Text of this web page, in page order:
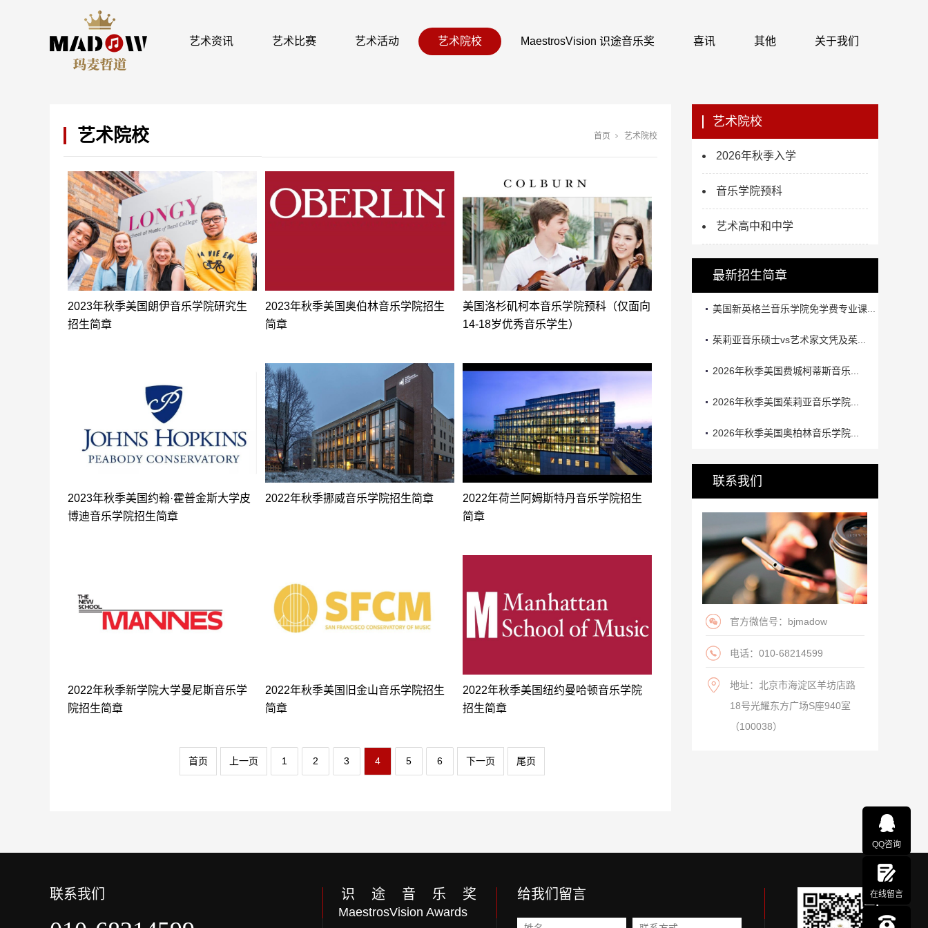
艺术资讯 艺术比赛 艺术活动 艺术院校 MaestrosVision 识途音乐奖 喜讯 其他 关于我们
艺术院校 首页 艺术院校
2023年秋季美国朗伊音乐学院研究生
招生简章
2023年秋季美国奥伯林音乐学院招生
简章
美国洛杉矶柯本音乐学院预科（仅面向
14-18岁优秀音乐学生）
2023年秋季美国约翰·霍普金斯大学皮
博迪音乐学院招生简章
2022年秋季挪威音乐学院招生简章
2022年荷兰阿姆斯特丹音乐学院招生
简章
2022年秋季新学院大学曼尼斯音乐学
院招生简章
2022年秋季美国旧金山音乐学院招生
简章
2022年秋季美国纽约曼哈顿音乐学院
招生简章
首页 上一页 1 2 3 4 5 6 下一页 尾页
艺术院校
2026年秋季入学
音乐学院预科
艺术高中和中学
最新招生简章
美国新英格兰音乐学院免学费专业课...
茱莉亚音乐硕士vs艺术家文凭及茱...
2026年秋季美国费城柯蒂斯音乐...
2026年秋季美国茱莉亚音乐学院...
2026年秋季美国奥柏林音乐学院...
联系我们
官方微信号：bjmadow
电话：010-68214599
地址：北京市海淀区羊坊店路
18号光耀东方广场S座940室
（100038）
联系我们 识 途 音 乐 奖
MaestrosVision Awards
给我们留言
QQ咨询
在线留言